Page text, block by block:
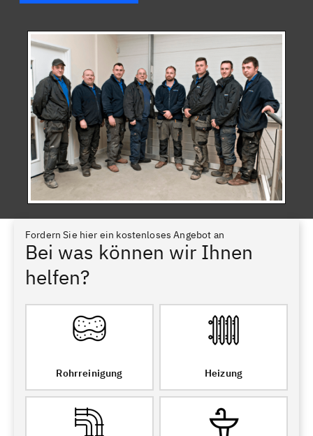
Fordern Sie hier ein kostenloses Angebot an
Bei was können wir Ihnen
helfen?
Rohrreinigung Heizung